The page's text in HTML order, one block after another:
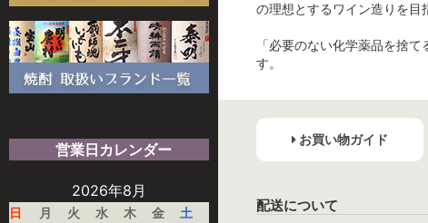
営業日カレンダー
2026年8月
日 月 火 水 木 金
土
の理想とするワイン造りを目
「必要のない化学薬品を捨
す。
お買い物ガイド
配送について